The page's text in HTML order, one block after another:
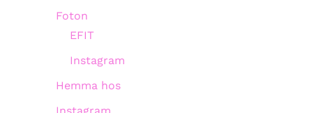
Foton
EFIT
Instagram
Hemma hos